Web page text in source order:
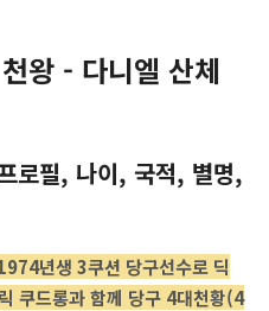
왕 - 다니엘 산체
로필, 나이, 국적, 별명,
년생 3쿠션 당구선수로 딕
쿠드롱과 함께 당구 4대천황(4